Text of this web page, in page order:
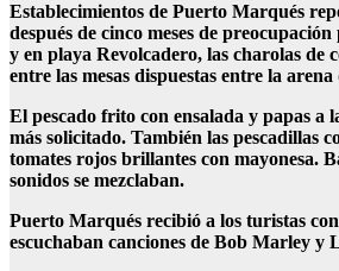
Establecimientos de Puerto Marqués
después de cinco meses de
y en playa Revolcadero, las charolas de
entre las mesas dispuestas entre la
El pescado frito con ensalada y papas a
más solicitado. También las pescadillas
tomates rojos brillantes con mayonesa.
sonidos se mezclaban.
Puerto Marqués recibió a los turistas
escuchaban canciones de Bob Marley y